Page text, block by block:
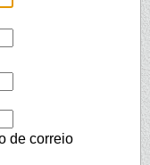
de correio